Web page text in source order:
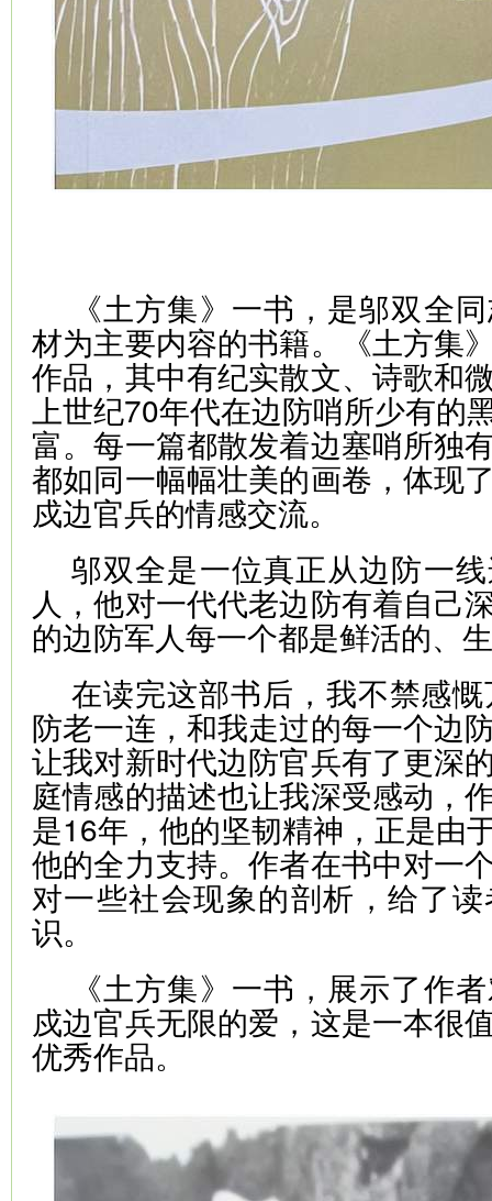
《土方集》一书，是邬双全
材为主要内容的书籍。《土方集
作品，其中有纪实散文、诗歌和
上世纪70年代在边防哨所少有的
富。每一篇都散发着边塞哨所独
都如同一幅幅壮美的画卷，体现
戍边官兵的情感交流。
邬双全是一位真正从边防一
人，他对一代代老边防有着自己
的边防军人每一个都是鲜活的、
在读完这部书后，我不禁感
防老一连，和我走过的每一个边
让我对新时代边防官兵有了更深
庭情感的描述也让我深受感动，
是16年，他的坚韧精神，正是由
他的全力支持。作者在书中对一
对一些社会现象的剖析，给了
识。
《土方集》一书，展示了作
戍边官兵无限的爱，这是一本很
优秀作品。